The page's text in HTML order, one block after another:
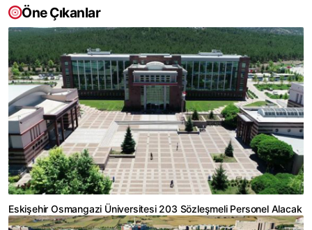
Öne Çıkanlar
Eskişehir Osmangazi Üniversitesi 203 Sözleşmeli Personel Alacak